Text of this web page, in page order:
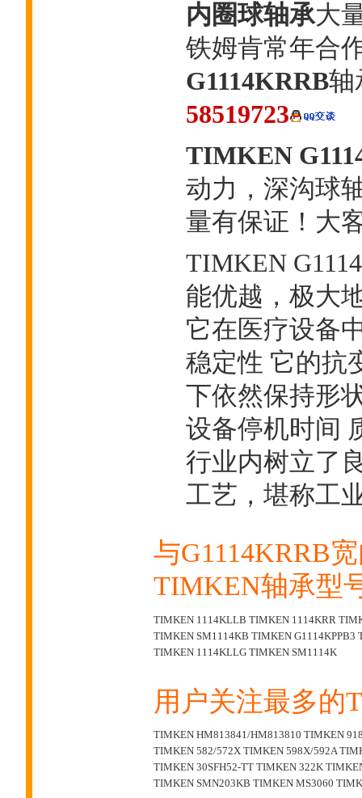
内圈球轴承大
铁姆肯常年合
G1114KRRB轴
58519723
TIMKEN
动力，深沟球
量有保证！大
TIMKEN
能优越，极大
它在医疗设备
稳定性 它的抗
下依然保持形
设备停机时间
行业内树立了
工艺，堪称工
与G1114KRRB
TIMKEN轴承型
TIMKEN 1114KLLB TIMKEN 1114KRR
TIMKEN SM1114KB TIMKEN G1114KPPB3
TIMKEN 1114KLLG TIMKEN SM1114K
用户关注最多的
TIMKEN HM813841/HM813810 TIMKEN
TIMKEN 582/572X TIMKEN 598X/592A
TIMKEN 30SFH52-TT TIMKEN 322K
TIMKEN SMN203KB TIMKEN MS3060